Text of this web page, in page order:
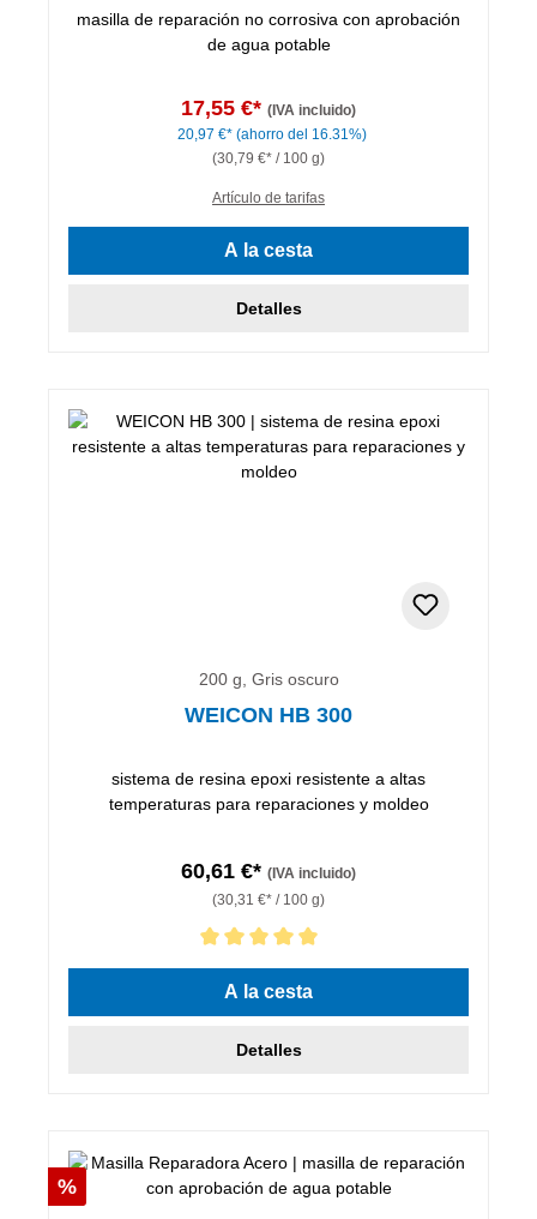
masilla de reparación no corrosiva con aprobación
de agua potable
17,55 €* (IVA incluido)
20,97 €* (ahorro del 16.31%)
(30,79 €* / 100 g)
Artículo de tarifas
A la cesta
Detalles
200 g, Gris oscuro
WEICON HB 300
sistema de resina epoxi resistente a altas
temperaturas para reparaciones y moldeo
60,61 €* (IVA incluido)
(30,31 €* / 100 g)
Calificación promedio de 5 de 5 estrellas
A la cesta
Detalles
Descuento
%